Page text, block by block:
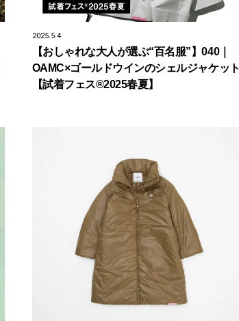
2025.5.4
【おしゃれな大人が選ぶ“百名服”】040｜
OAMC×ゴールドウインのシェルジャケット
【試着フェス®2025春夏】